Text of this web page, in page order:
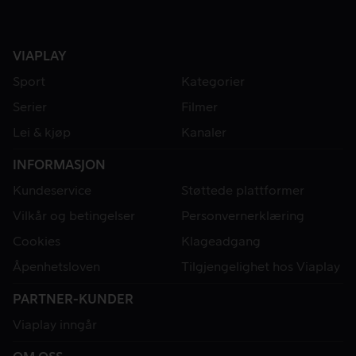
VIAPLAY
Sport
Kategorier
Serier
Filmer
Lei & kjøp
Kanaler
INFORMASJON
Kundeservice
Støttede plattformer
Vilkår og betingelser
Personvernerklæring
Cookies
Klageadgang
Åpenhetsloven
Tilgjengelighet hos Viaplay
PARTNER-KUNDER
Viaplay inngår